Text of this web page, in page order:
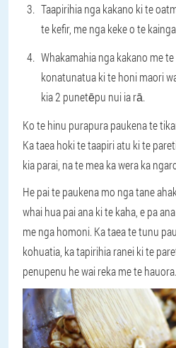
Taapirihia nga kakano ki te
te kefir, me nga keke o te
Whakamahia nga kakano me
konatunatua ki te honi maori
kia 2 punetēpu nui ia rā.
Ko te hinu purapura paukena te
Ka taea hoki te taapiri atu ki te
kia parai, na te mea ka wera ka
He pai te paukena mo nga tane
whai hua pai ana ki te kaha, e pa
me nga homoni. Ka taea te tunu
kohuatia, ka tapirihia ranei ki te
penupenu he wai reka me te hauora.